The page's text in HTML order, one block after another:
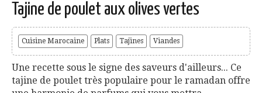
Tajine de poulet aux olives vertes
Cuisine Marocaine Plats Tajines Viandes
Une recette sous le signe des saveurs d'ailleurs... Ce
tajine de poulet très populaire pour le ramadan offre